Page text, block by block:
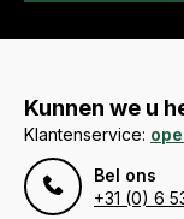
Kunnen we u
Klantenservice:
Bel ons
+31 (0) 6